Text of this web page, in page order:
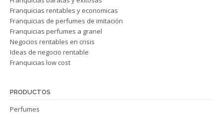
Franquicias rentables y economicas
Franquicias de perfumes de imitación
Franquicias perfumes a granel
Negocios rentables en crisis
Ideas de negocio rentable
Franquicias low cost
PRODUCTOS
Perfumes